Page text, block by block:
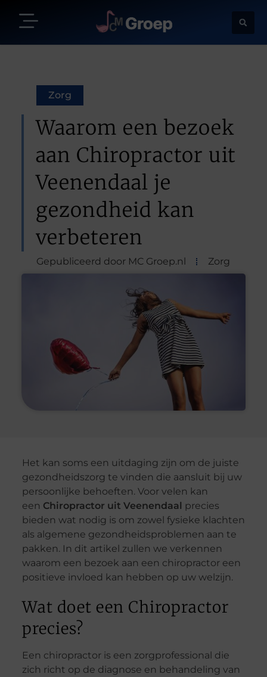
Zorg
Waarom een bezoek
aan Chiropractor uit
Veenendaal je
gezondheid kan
verbeteren
Gepubliceerd door MC Groep.nl Zorg
Het kan soms een uitdaging zijn om de juiste
gezondheidszorg te vinden die aansluit bij uw
persoonlijke behoeften. Voor velen kan
een Chiropractor uit Veenendaal precies
bieden wat nodig is om zowel fysieke klachten
als algemene gezondheidsproblemen aan te
pakken. In dit artikel zullen we verkennen
waarom een bezoek aan een chiropractor een
positieve invloed kan hebben op uw welzijn.
Wat doet een Chiropractor
precies?
Een chiropractor is een zorgprofessional die
zich richt op de diagnose en behandeling van